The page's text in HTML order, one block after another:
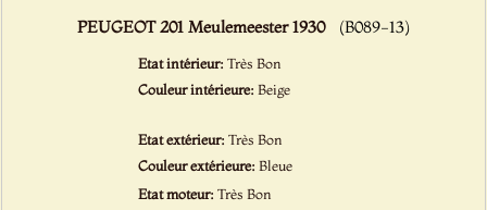
PEUGEOT 201 Meulemeester 1930 (B089-13)
Etat intérieur:Très Bon
Couleur intérieure:Beige
Etat extérieur:Très Bon
Couleur extérieure:Bleue
Etat moteur:Très Bon